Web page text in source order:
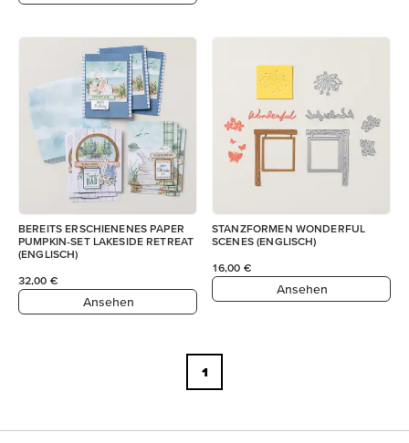
BEREITS ERSCHIENENES PAPER
PUMPKIN-SET LAKESIDE RETREAT
(ENGLISCH)
32,00 €
Ansehen
STANZFORMEN WONDERFUL
SCENES (ENGLISCH)
16,00 €
Ansehen
1